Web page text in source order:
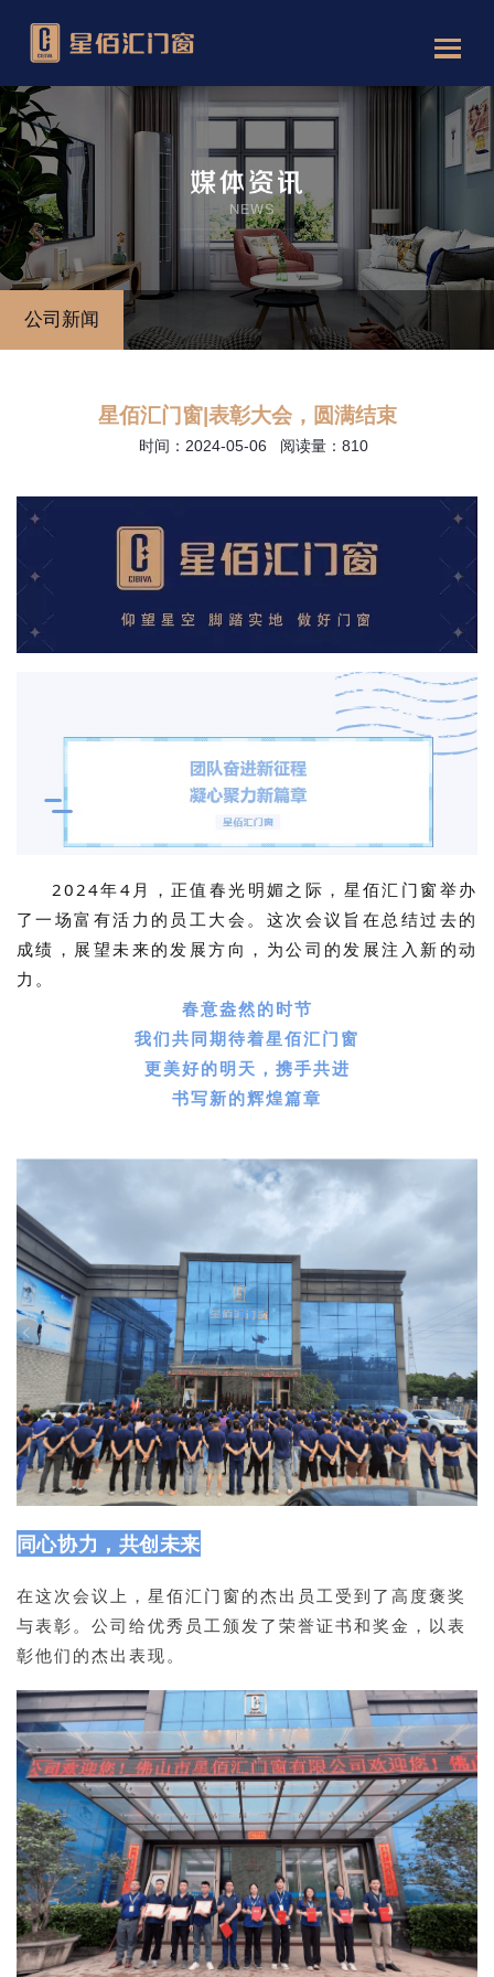
公司新闻
星佰汇门窗|表彰大会，圆满结束
时间：2024-05-06 阅读量：810
2024年4月，正值春光明媚之际，星佰汇门窗举办
了一场富有活力的员工大会。这次会议旨在总结过去的
成绩，展望未来的发展方向，为公司的发展注入新的动
力。
春意盎然的时节
我们共同期待着星佰汇门窗
更美好的明天，携手共进
书写新的辉煌篇章
同心协力，共创未来
在这次会议上，星佰汇门窗的杰出员工受到了高度褒奖
与表彰。公司给优秀员工颁发了荣誉证书和奖金，以表
彰他们的杰出表现。